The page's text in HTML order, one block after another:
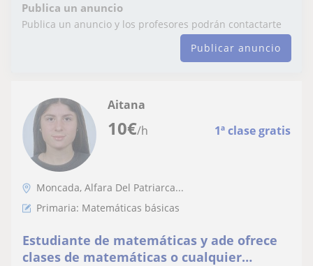
Publica un anuncio
Publica un anuncio y los profesores podrán contactarte
Publicar anuncio
10€/h 1ª clase gratis
Aitana
Moncada, Alfara Del Patriarca...
Primaria: Matemáticas básicas
Estudiante de matemáticas y ade ofrece
clases de matemáticas o cualquier